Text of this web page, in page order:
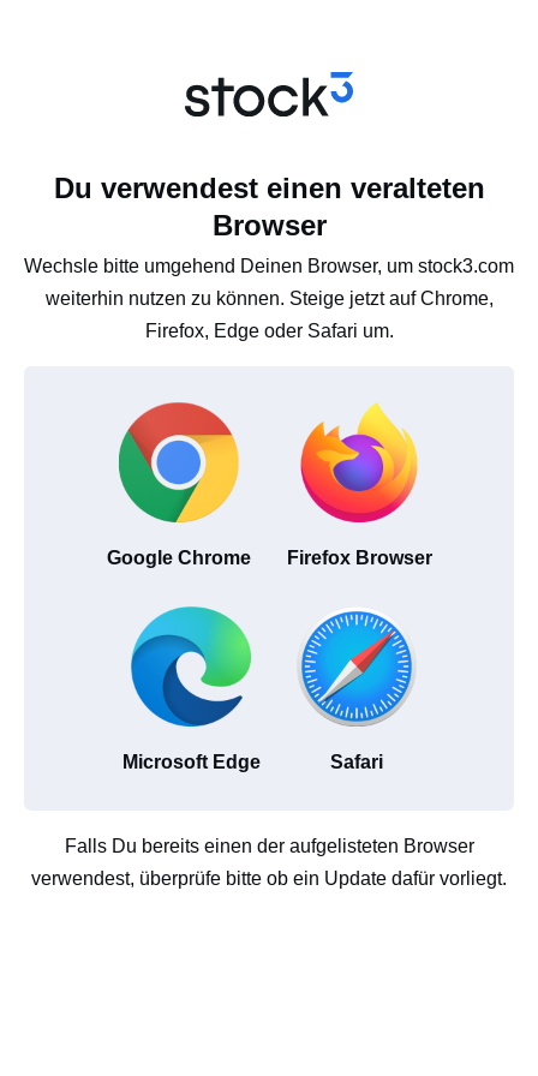
Du verwendest einen veralteten
Browser
Wechsle bitte umgehend Deinen Browser, um stock3.com
weiterhin nutzen zu können. Steige jetzt auf Chrome,
Firefox, Edge oder Safari um.
Google Chrome Firefox Browser
Microsoft Edge Safari
Falls Du bereits einen der aufgelisteten Browser
verwendest, überprüfe bitte ob ein Update dafür vorliegt.